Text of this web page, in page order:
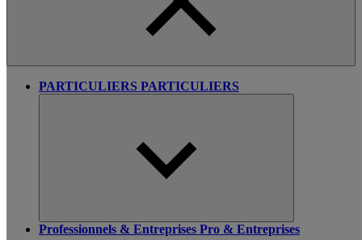
PARTICULIERS PARTICULIERS
Professionnels & Entreprises Pro & Entreprises